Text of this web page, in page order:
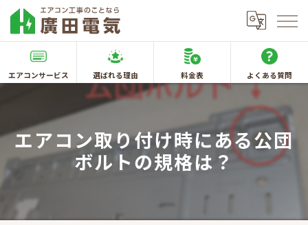
エアコンサービス 選ばれる理由 料金表 よくある質問
エアコン取り付け時にある公団
ボルトの規格は？